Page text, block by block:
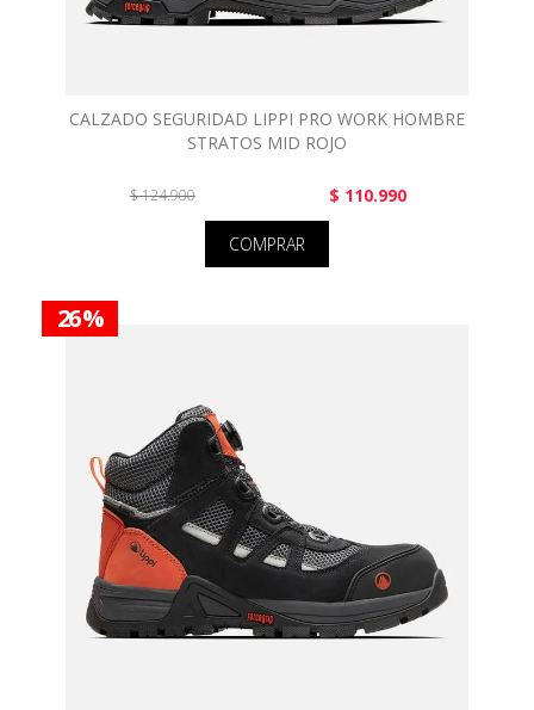
CALZADO SEGURIDAD LIPPI PRO WORK HOMBRE
STRATOS MID ROJO
$ 124.900 $ 110.990
COMPRAR
26 %